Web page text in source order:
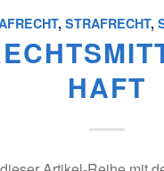
,STRAFRECHT,
HAFT